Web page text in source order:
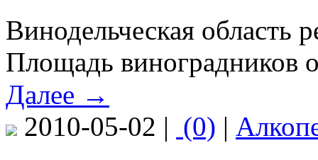
Винодельческая
Площадь виноградников
Далее →
2010-05-02 | (0) |